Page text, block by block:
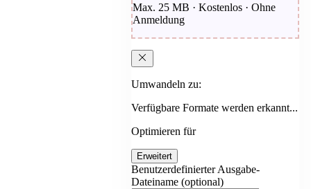
Max. 25 MB · Kostenlos · Ohne
Anmeldung
Umwandeln zu:
Verfügbare Formate werden erkannt...
Optimieren für
Erweitert
Benutzerdefinierter Ausgabe-
Dateiname (optional)